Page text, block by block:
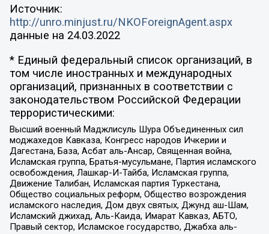
Источник:
http://unro.minjust.ru/NKOForeignAgent.aspx
данные на 24.03.2022
* Единый федеральный список организаций, в
том числе иностранных и международных
организаций, признанных в соответствии с
законодательством Российской Федерации
террористическими:
Высший военный Маджлисуль Шура Объединенных сил
моджахедов Кавказа, Конгресс народов Ичкерии и
Дагестана, База, Асбат аль-Ансар, Священная война,
Исламская группа, Братья-мусульмане, Партия исламского
освобождения, Лашкар-И-Тайба, Исламская группа,
Движение Талибан, Исламская партия Туркестана,
Общество социальных реформ, Общество возрождения
исламского наследия, Дом двух святых, Джунд аш-Шам,
Исламский джихад, Аль-Каида, Имарат Кавказ, АБТО,
Правый сектор, Исламское государство, Джабха аль-